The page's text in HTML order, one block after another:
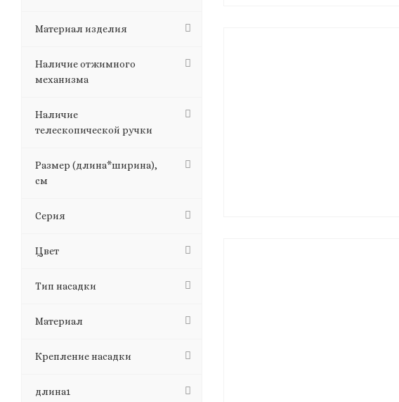
Материал изделия
Наличие отжимного
механизма
Наличие
телескопической ручки
Размер (длина*ширина),
см
Серия
Цвет
Тип насадки
Материал
Крепление насадки
длина1